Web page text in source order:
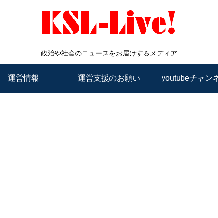
政治や社会のニュースをお届けするメディア
運営情報 運営支援のお願い youtubeチャン